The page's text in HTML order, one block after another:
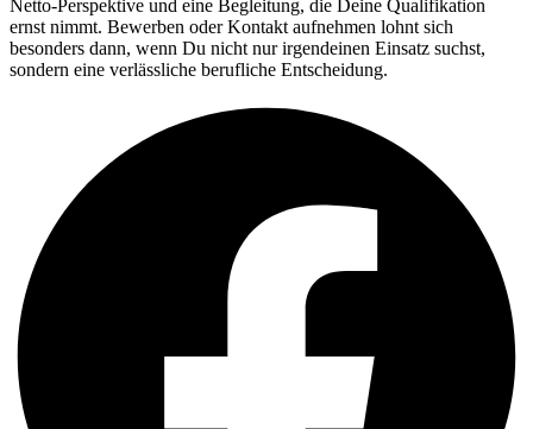
Netto-Perspektive und eine Begleitung, die Deine Qualifikation
ernst nimmt. Bewerben oder Kontakt aufnehmen lohnt sich
besonders dann, wenn Du nicht nur irgendeinen Einsatz suchst,
sondern eine verlässliche berufliche Entscheidung.